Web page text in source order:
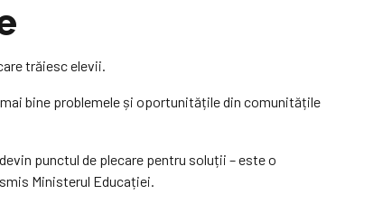
trăiesc elevii.
bine problemele și oportunitățile din comunitățile
punctul de plecare pentru soluții – este o
Ministerul Educației.